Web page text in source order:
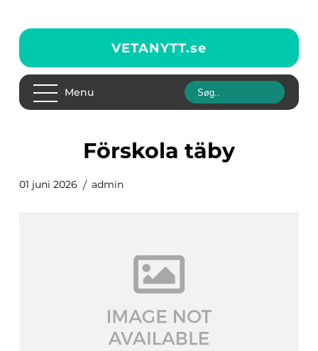
VETANYTT.se
Menu
förskola täby
01 juni 2026 admin